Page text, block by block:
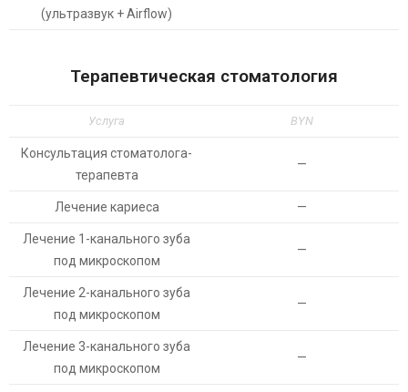
(ультразвук + Airflow)
Терапевтическая стоматология
Услуга BYN
Консультация стоматолога-
терапевта
—
Лечение кариеса —
Лечение 1-канального зуба
под микроскопом
—
Лечение 2-канального зуба
под микроскопом
—
Лечение 3-канального зуба
под микроскопом
—